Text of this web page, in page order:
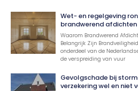
Wet- en regelgeving
brandwerend
Waarom Brandwerend
Belangrijk Zijn
onderdeel van de
de verspreiding van vuur
Gevolgschade bij
verzekering wel en niet